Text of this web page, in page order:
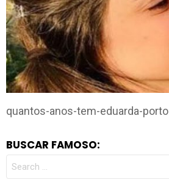
quantos-anos-tem-eduarda-porto
BUSCAR FAMOSO:
FOR: